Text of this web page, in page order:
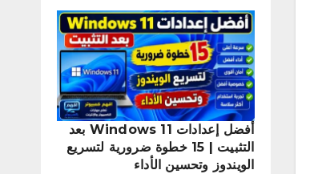
أفضل إعدادات Windows 11 بعد
التثبيت | 15 خطوة ضرورية لتسريع
الويندوز وتحسين الأداء